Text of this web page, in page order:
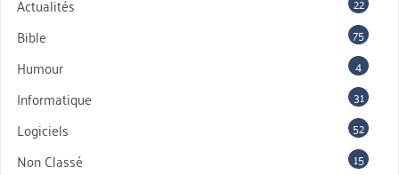
Actualités
Bible 75
Humour 4
Informatique 31
Logiciels 52
Non Classé 15